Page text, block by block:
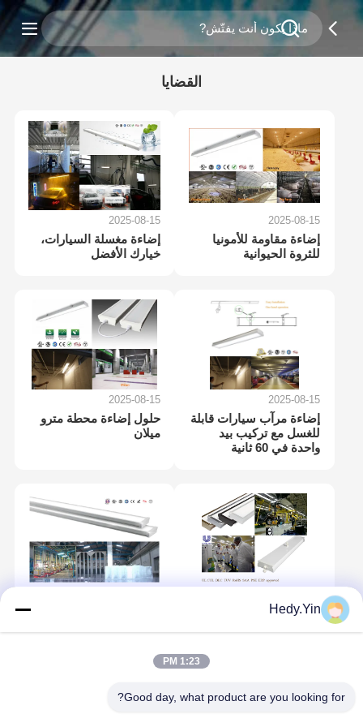
القضايا
2025-08-15
إضاءة مقاومة للأمونيا
للثروة الحيوانية
2025-08-15
إضاءة مغسلة السيارات،
خيارك الأفضل
2025-08-15
إضاءة مرآب سيارات قابلة
للغسل مع تركيب بيد
واحدة في 60 ثانية
2025-08-15
حلول إضاءة محطة مترو
ميلان
كيفية إضاءة ورشة عمل
Hedy.Yin
1:23 PM
Good day, what product are you looking for?